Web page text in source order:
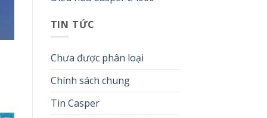
TIN TỨC
Chưa được phân loại
Chính sách chung
Tin Casper